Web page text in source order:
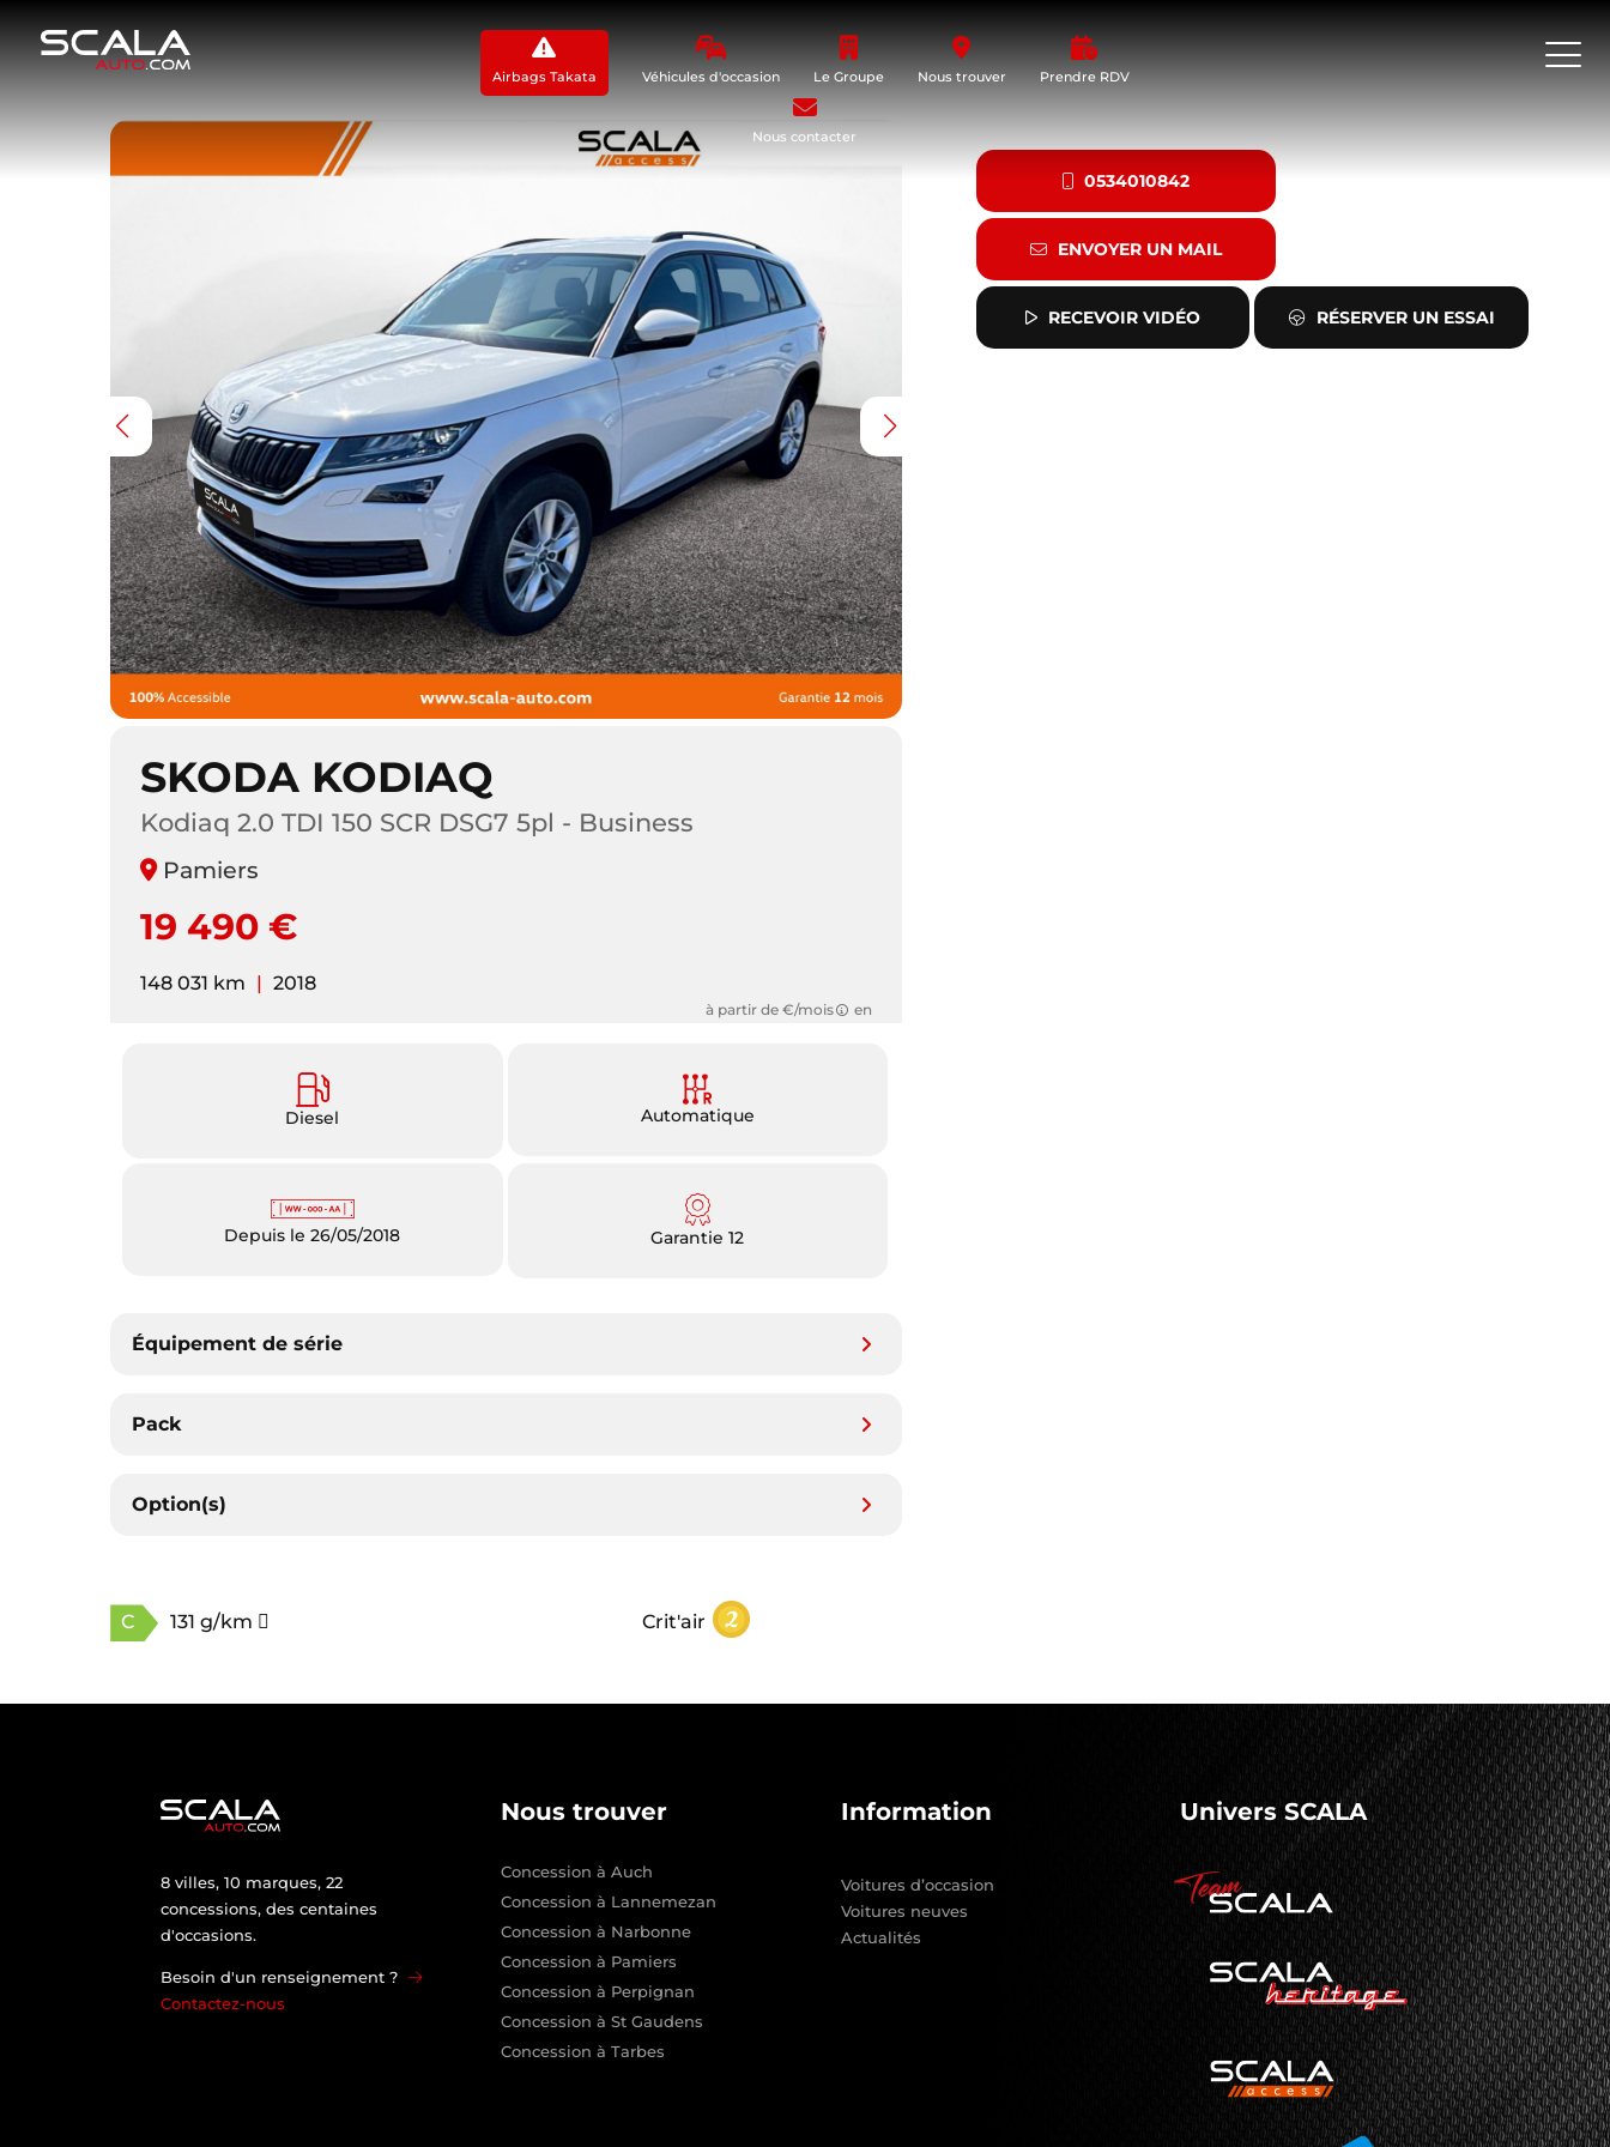
Airbags Takata Véhicules d'occasion Le Groupe Nous trouver Prendre RDV
Nous contacter
SKODA KODIAQ
Kodiaq 2.0 TDI 150 SCR DSG7 5pl - Business
Pamiers
19 490 €
148 031 km | 2018
à partir de €/mois en
Diesel Automatique
Depuis le 26/05/2018 Garantie 12
Équipement de série
Pack
Option(s)
C 131 g/km Crit'air
0534010842
ENVOYER UN MAIL
RECEVOIR VIDÉO RÉSERVER UN ESSAI
8 villes, 10 marques, 22
concessions, des centaines
d'occasions.
Besoin d'un renseignement ?
Contactez-nous
Nous trouver
Concession à Auch
Concession à Lannemezan
Concession à Narbonne
Concession à Pamiers
Concession à Perpignan
Concession à St Gaudens
Concession à Tarbes
Information
Voitures d’occasion
Voitures neuves
Actualités
Univers SCALA